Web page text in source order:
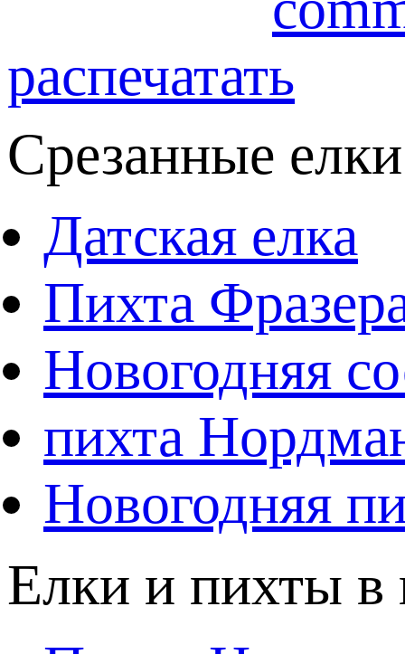
распечатать
Срезанные
Датская елка
Пихта
Новогодняя
пихта
Новогодняя
Елки и пихты в